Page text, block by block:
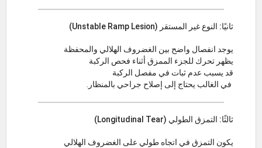
ثانيًا: النوع غير المستقر (Unstable Ramp Lesion)
يوجد انفصال واضح بين الغضروف الهلالي والمحفظة
يظهر تحرك للجزء الممزق أثناء فحص الركبة
قد يسبب عدم ثبات في مفصل الركبة
في الغالب يحتاج إلى إصلاح جراحي بالمنظار.
ثالثًا: التمزق الطولي (Longitudinal Tear)
يكون التمزق في اتجاه طولي على الغضروف الهلالي